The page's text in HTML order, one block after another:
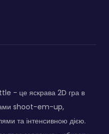
- це яскрава 2D гра в
shoot-em-up,
та інтенсивною дією.